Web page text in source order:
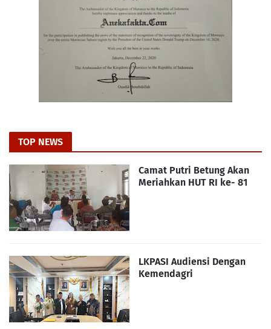
TOP NEWS
Camat Putri Betung Akan
Meriahkan HUT RI ke- 81
LKPASI Audiensi Dengan
Kemendagri